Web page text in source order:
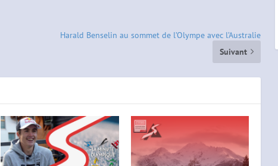
Harald Benselin au sommet de l’Olympe avec l’Australie
Suivant